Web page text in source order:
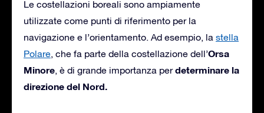
Le costellazioni boreali sono ampiamente
utilizzate come punti di riferimento per la
navigazione e l’orientamento. Ad esempio, la stella
Polare, che fa parte della costellazione dell’Orsa
Minore, è di grande importanza perdeterminare la
direzione del Nord.